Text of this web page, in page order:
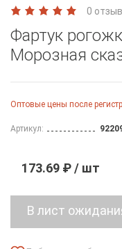
0
Фартук
Морозная
Оптовые цены после
Артикул:
173.69 ₽ / шт